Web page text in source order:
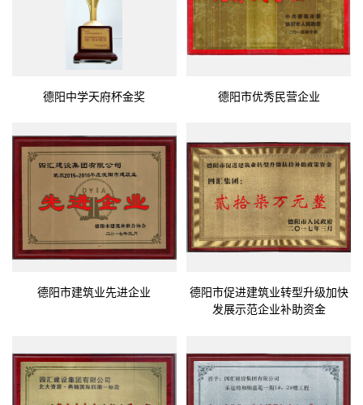
德阳中学天府杯金奖 德阳市优秀民营企业
德阳市建筑业先进企业
德阳市促进建筑业转型升级加快
发展示范企业补助资金